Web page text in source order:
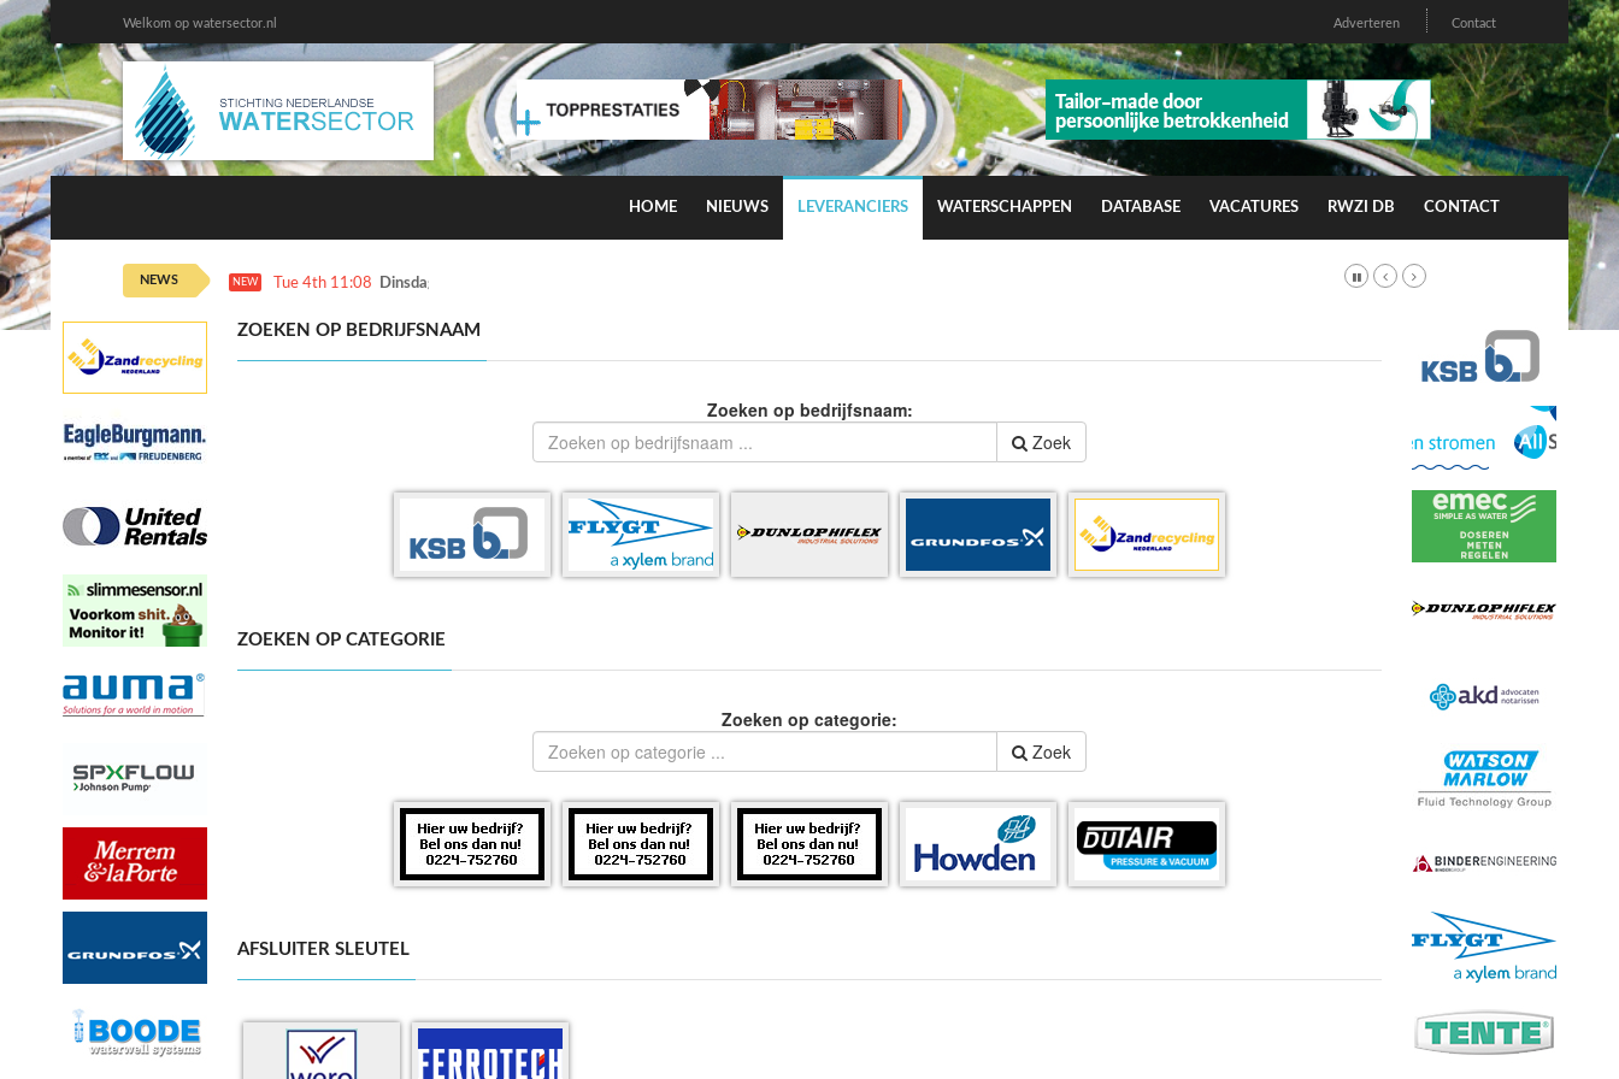
Welkom op watersector.nl Adverteren Contact
HOME NIEUWS LEVERANCIERS WATERSCHAPPEN DATABASE VACATURES RWZI DB CONTACT
NEWS NEW Tue 4th 11:08 Dinsdag 4 augustus kans op smog door ozon
ZOEKEN OP BEDRIJFSNAAM
Zoeken op bedrijfsnaam:
Zoek
ZOEKEN OP CATEGORIE
Zoeken op categorie:
Zoek
AFSLUITER SLEUTEL